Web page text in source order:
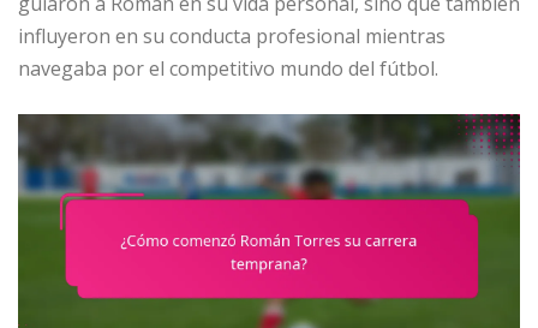
influyeron en su conducta profesional mientras
navegaba por el competitivo mundo del fútbol.